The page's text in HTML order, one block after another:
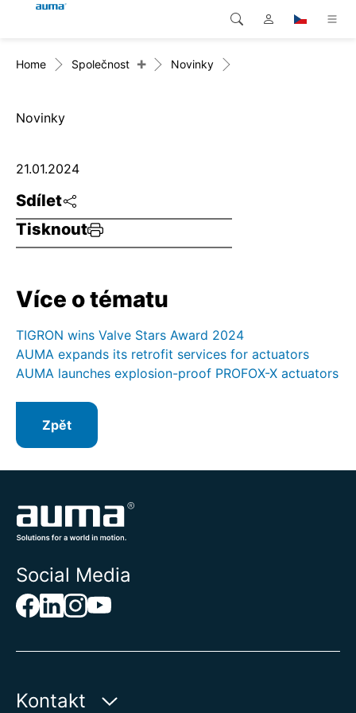
Produkty
Řešení
Servis
Společnost
Global
Evropa
Asie a Pacifik
Severní Amerika
Vyhledávání
Home Společnost + Novinky
Novinky
Sdílet
Tisknout
21.01.2024
Více o tématu
TIGRON wins Valve Stars Award 2024
AUMA expands its retrofit services for actuators
AUMA launches explosion-proof PROFOX-X actuators
Zpět
Social Media
Kontakt